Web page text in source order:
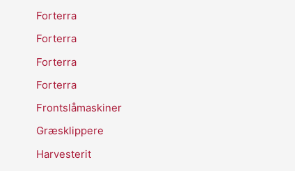
Forterra
Forterra
Forterra
Forterra
Frontslåmaskiner
Græsklippere
Harvesterit